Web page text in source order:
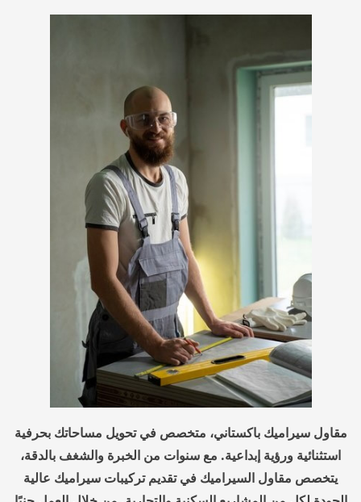
مقاول سيراميك باكستاني، متخصص في تحويل مساحاتك بحرفية
استثنائية ورؤية إبداعية. مع سنوات من الخبرة والشغف بالدقة،
يتخصص مقاول السيراميك في تقديم تركيبات سيراميك عالية